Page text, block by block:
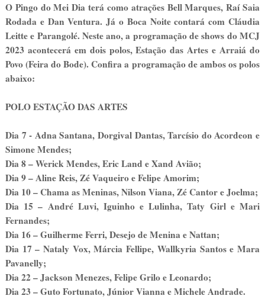
O Pingo do Mei Dia terá como atrações Bell Marques, Raí Saia
Rodada e Dan Ventura. Já o Boca Noite contará com Cláudia
Leitte e Parangolé. Neste ano, a programação de shows do MCJ
2023 acontecerá em dois polos, Estação das Artes e Arraiá do
Povo (Feira do Bode). Confira a programação de ambos os polos
abaixo:
POLO ESTAÇÃO DAS ARTES
Dia 7 - Adna Santana, Dorgival Dantas, Tarcísio do Acordeon e
Simone Mendes;
Dia 8 – Werick Mendes, Eric Land e Xand Avião;
Dia 9 – Aline Reis, Zé Vaqueiro e Felipe Amorim;
Dia 10 – Chama as Meninas, Nilson Viana, Zé Cantor e Joelma;
Dia 15 – André Luvi, Iguinho e Lulinha, Taty Girl e Mari
Fernandes;
Dia 16 – Guilherme Ferri, Desejo de Menina e Nattan;
Dia 17 – Nataly Vox, Márcia Fellipe, Wallkyria Santos e Mara
Pavanelly;
Dia 22 – Jackson Menezes, Felipe Grilo e Leonardo;
Dia 23 – Guto Fortunato, Júnior Vianna e Michele Andrade.